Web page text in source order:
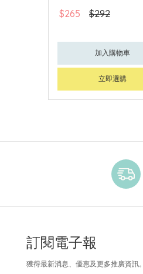
$265 $292
加入購物車
立即選購
訂閱電子報
獲得最新消息、優惠及更多推廣資訊。